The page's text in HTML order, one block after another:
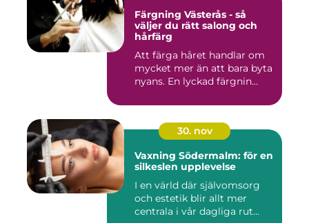
Färgning Västerås - så
väljer du rätt salong och
hårfärg
Att färga håret handlar om
mycket mer än att bara byta
nyans. En lyckad färgnin...
30. nov
Vaxning Södermalm: för en
silkeslen upplevelse
I en värld där självomsorg
och estetik blir allt mer
centrala i vår dagliga rut...